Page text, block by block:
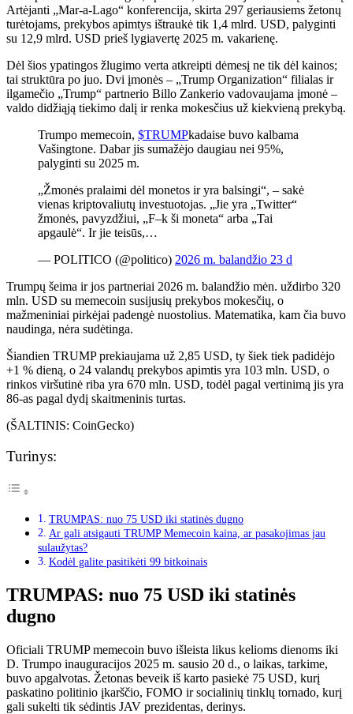
Artėjanti „Mar-a-Lago“ konferencija, skirta 297 geriausiems žetonų
turėtojams, prekybos apimtys ištraukė tik 1,4 mlrd. USD, palyginti
su 12,9 mlrd. USD prieš lygiavertę 2025 m. vakarienę.
Dėl šios ypatingos žlugimo verta atkreipti dėmesį ne tik dėl kainos;
tai struktūra po juo. Dvi įmonės – „Trump Organization“ filialas ir
ilgamečio „Trump“ partnerio Billo Zankerio vadovaujama įmonė –
valdo didžiąją tiekimo dalį ir renka mokesčius už kiekvieną prekybą.
Trumpo memecoin, $TRUMPkadaise buvo kalbama
Vašingtone. Dabar jis sumažėjo daugiau nei 95%,
palyginti su 2025 m.
„Žmonės pralaimi dėl monetos ir yra balsingi“, – sakė
vienas kriptovaliutų investuotojas. „Jie yra „Twitter“
žmonės, pavyzdžiui, „F–k ši moneta“ arba „Tai
apgaulė“. Ir jie teisūs,…
— POLITICO (@politico) 2026 m. balandžio 23 d
Trumpų šeima ir jos partneriai 2026 m. balandžio mėn. uždirbo 320
mln. USD su memecoin susijusių prekybos mokesčių, o
mažmeniniai pirkėjai padengė nuostolius. Matematika, kam čia buvo
naudinga, nėra sudėtinga.
Šiandien TRUMP prekiaujama už 2,85 USD, ty šiek tiek padidėjo
+1 % dieną, o 24 valandų prekybos apimtis yra 103 mln. USD, o
rinkos viršutinė riba yra 670 mln. USD, todėl pagal vertinimą jis yra
86-as pagal dydį skaitmeninis turtas.
(ŠALTINIS: CoinGecko)
Turinys:
TRUMPAS: nuo 75 USD iki statinės dugno
Ar gali atsigauti TRUMP Memecoin kaina, ar pasakojimas jau
sulaužytas?
Kodėl galite pasitikėti 99 bitkoinais
TRUMPAS: nuo 75 USD iki statinės
dugno
Oficiali TRUMP memecoin buvo išleista likus kelioms dienoms iki
D. Trumpo inauguracijos 2025 m. sausio 20 d., o laikas, tarkime,
buvo apgalvotas. Žetonas beveik iš karto pasiekė 75 USD, kurį
paskatino politinio įkarščio, FOMO ir socialinių tinklų tornado, kurį
gali sukelti tik sėdintis JAV prezidentas, derinys.